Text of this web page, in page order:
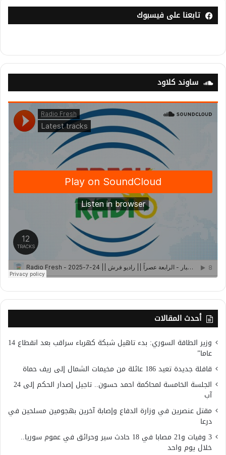
تابعنا على فيسبوك
ساوند كلاود
أحدث المقالات
وزير الطاقة السوري: بدء تاهيل شبكة كهرباء سراقب بعد انقطاع 14
عاما”
قافلة جديدة تعيد 186 عائلة من مخيمات الشمال إلى ريف حماة
الجلسة الخامسة لمحاكمة احمد حسون.. تاجيل إصدار الحكم إلى 24
آب
مقتل عنصرين في وزارة الدفاع وإصابة آخرين بهجومين مسلحين في
درعا
3 وفيات و21 مصابا في 18 حادث سير وحرائق في عموم سوريا..
خلال يوم واحد